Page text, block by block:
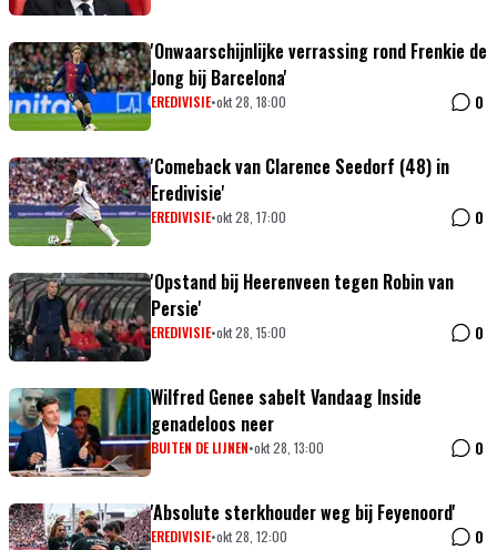
'Onwaarschijnlijke verrassing rond Frenkie de
Jong bij Barcelona'
EREDIVISIE•okt 28, 18:00 0
'Comeback van Clarence Seedorf (48) in
Eredivisie'
EREDIVISIE•okt 28, 17:00 0
'Opstand bij Heerenveen tegen Robin van
Persie'
EREDIVISIE•okt 28, 15:00 0
Wilfred Genee sabelt Vandaag Inside
genadeloos neer
BUITEN DE LIJNEN•okt 28, 13:00 0
'Absolute sterkhouder weg bij Feyenoord'
EREDIVISIE•okt 28, 12:00 0